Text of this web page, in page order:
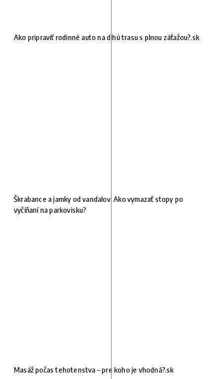
Ako pripraviť rodinné auto na dlhú trasu s plnou záťažou?.sk
Škrabance a jamky od vandalov: Ako vymazať stopy po
vyčíňaní na parkovisku?
Masáž počas tehotenstva – pre koho je vhodná?.sk